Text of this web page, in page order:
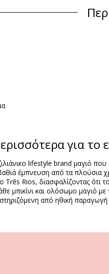
(LYCRA) - OEKO-TEX -
Spandex (LYCRA) - OEKO-TEX
XL (7899810380074), XXL
με την περικοπή
για το
lifestyle brand μαγιό
έμπνευση από τα πλούσια
Três Rios, διασφαλίζοντας
μπικίνι και ολόσωμο μαγιό
από ηθική